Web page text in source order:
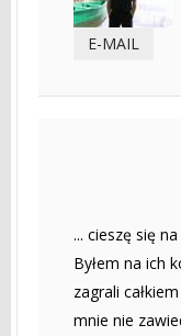
E-MAIL
... cieszę się na
Byłem na ich
zagrali
mnie nie